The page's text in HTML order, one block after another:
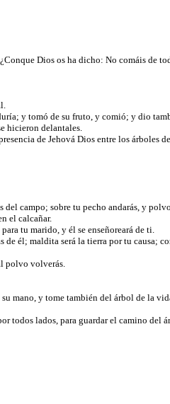
Dios os ha dicho: No comáis de
y tomó de su fruto, y comió; y dio
hicieron delantales.
de Jehová Dios entre los árboles
campo; sobre tu pecho andarás, y
el calcañar.
tu marido, y él se enseñoreará de ti.
él; maldita será la tierra por tu causa;
polvo volverás.
mano, y tome también del árbol de la
todos lados, para guardar el camino del